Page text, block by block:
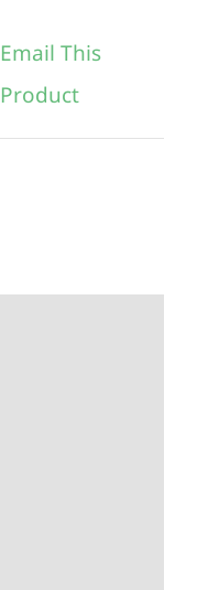
Email This
Product